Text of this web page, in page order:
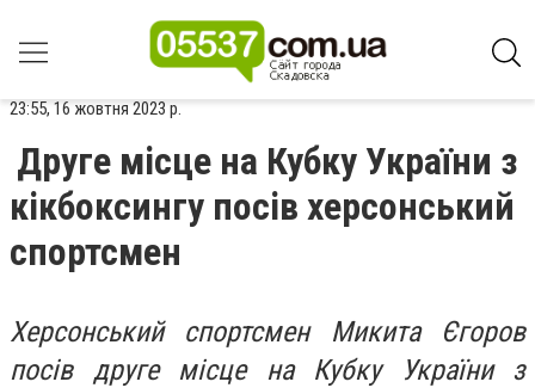
23:55, 16 жовтня 2023 р.
Друге місце на Кубку України з
кікбоксингу посів херсонський
спортсмен
Херсонський спортсмен Микита Єгоров
посів друге місце на Кубку України з